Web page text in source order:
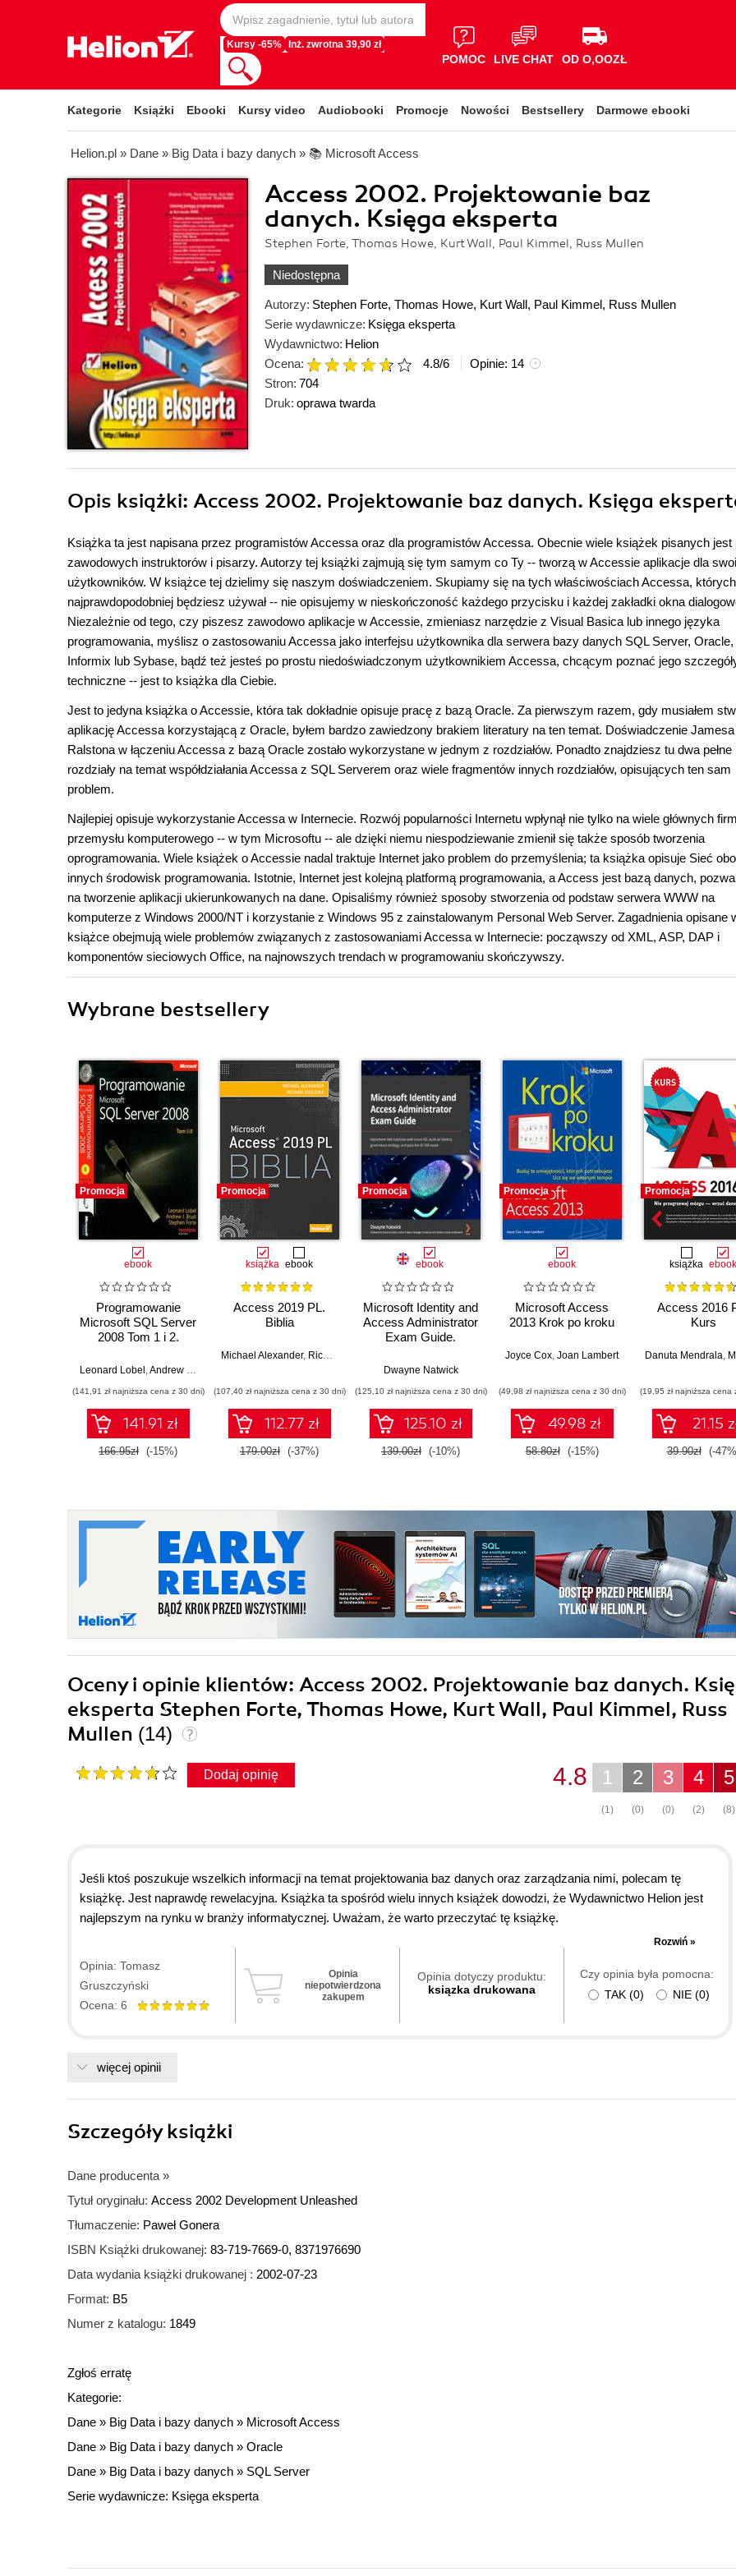
Kursy -65% Inż. zwrotna 39,90 zł
POMOC LIVE CHAT OD O,OOZŁ
Kategorie Książki Ebooki Kursy video Audiobooki Promocje Nowości Bestsellery Darmowe ebooki
Helion.pl » Dane » Big Data i bazy danych » 📚 Microsoft Access
Access 2002. Projektowanie baz
danych. Księga eksperta
Stephen Forte, Thomas Howe, Kurt Wall, Paul Kimmel, Russ Mullen
Niedostępna
Autorzy: Stephen Forte, Thomas Howe, Kurt Wall, Paul Kimmel, Russ Mullen
Serie wydawnicze: Księga eksperta
Wydawnictwo: Helion
Ocena:
4.8/6 Opinie: 14
Stron: 704
Druk: oprawa twarda
Opis książki: Access 2002. Projektowanie baz danych. Księga
Książka ta jest napisana przez programistów Accessa oraz dla programistów Accessa. Obecnie wiele książek pisanych jest
zawodowych instruktorów i pisarzy. Autorzy tej książki zajmują się tym samym co Ty -- tworzą w Accessie aplikacje dla
użytkowników. W książce tej dzielimy się naszym doświadczeniem. Skupiamy się na tych właściwościach Accessa, których
najprawdopodobniej będziesz używał -- nie opisujemy w nieskończoność każdego przycisku i każdej zakładki okna
Niezależnie od tego, czy piszesz zawodowo aplikacje w Accessie, zmieniasz narzędzie z Visual Basica lub innego języka
programowania, myślisz o zastosowaniu Accessa jako interfejsu użytkownika dla serwera bazy danych SQL Server, Oracle,
Informix lub Sybase, bądź też jesteś po prostu niedoświadczonym użytkownikiem Accessa, chcącym poznać jego
techniczne -- jest to książka dla Ciebie.
Jest to jedyna książka o Accessie, która tak dokładnie opisuje pracę z bazą Oracle. Za pierwszym razem, gdy musiałem
aplikację Accessa korzystającą z Oracle, byłem bardzo zawiedzony brakiem literatury na ten temat. Doświadczenie Jamesa
Ralstona w łączeniu Accessa z bazą Oracle zostało wykorzystane w jednym z rozdziałów. Ponadto znajdziesz tu dwa pełne
rozdziały na temat współdziałania Accessa z SQL Serverem oraz wiele fragmentów innych rozdziałów, opisujących ten sam
problem.
Najlepiej opisuje wykorzystanie Accessa w Internecie. Rozwój popularności Internetu wpłynął nie tylko na wiele głównych firm
przemysłu komputerowego -- w tym Microsoftu -- ale dzięki niemu niespodziewanie zmienił się także sposób tworzenia
oprogramowania. Wiele książek o Accessie nadal traktuje Internet jako problem do przemyślenia; ta książka opisuje Sieć
innych środowisk programowania. Istotnie, Internet jest kolejną platformą programowania, a Access jest bazą danych,
na tworzenie aplikacji ukierunkowanych na dane. Opisaliśmy również sposoby stworzenia od podstaw serwera WWW na
komputerze z Windows 2000/NT i korzystanie z Windows 95 z zainstalowanym Personal Web Server. Zagadnienia opisane
książce obejmują wiele problemów związanych z zastosowaniami Accessa w Internecie: począwszy od XML, ASP, DAP i
komponentów sieciowych Office, na najnowszych trendach w programowaniu skończywszy.
Wybrane bestsellery
Promocja
ebook
Programowanie
Microsoft SQL Server
2008 Tom 1 i 2.
Leonard Lobel ,Andrew J. Brust
(141,91 zł najniższa cena z 30 dni)
141.91 zł
166.95zł (-15%)
Promocja
książka ebook
Access 2019 PL.
Biblia
Michael Alexander, Richard Kusleika
(107,40 zł najniższa cena z 30 dni)
112.77 zł
179.00zł (-37%)
Promocja
ebook
Microsoft Identity and
Access Administrator
Exam Guide.
solutions with Azure
governance strategy,
and pass the SC-300
exam
Dwayne Natwick
(125,10 zł najniższa cena z 30 dni)
125.10 zł
139.00zł (-10%)
Promocja
ebook
Microsoft Access
2013 Krok po kroku
Joyce Cox, Joan Lambert
(49,98 zł najniższa cena z 30 dni)
49.98 zł
58.80zł (-15%)
Promocja
książka ebook
Access 2016
Kurs
Danuta Mendrala,
(19,95 zł najniższa cena
21.15
39.90zł (-
Oceny i opinie klientów: Access 2002. Projektowanie baz danych.
eksperta Stephen Forte, Thomas Howe, Kurt Wall, Paul Kimmel, Russ
Mullen (14)
Dodaj opinię 5
(8)
4
(2)
3
(0)
2
(0)
1
(1)
4.8
Jeśli ktoś poszukuje wszelkich informacji na temat projektowania baz danych oraz zarządzania nimi, polecam tę
książkę. Jest naprawdę rewelacyjna. Książka ta spośród wielu innych książek dowodzi, że Wydawnictwo Helion jest
najlepszym na rynku w branży informatycznej. Uważam, że warto przeczytać tę książkę.
Rozwiń »
Opinia: Tomasz
Gruszczyński
Ocena: 6
Opinia
niepotwierdzona
zakupem
Opinia dotyczy produktu:
ksiązka drukowana
Czy opinia była pomocna:
TAK (0) NIE (0)
więcej opinii
Szczegółyksiążki
Dane producenta »
Tytuł oryginału: Access 2002 Development Unleashed
Tłumaczenie: Paweł Gonera
ISBN Książki drukowanej: 83-719-7669-0, 8371976690
Data wydania książki drukowanej : 2002-07-23
Format: B5
Numer z katalogu: 1849
Zgłoś erratę
Kategorie:
Dane » Big Data i bazy danych » Microsoft Access
Dane » Big Data i bazy danych » Oracle
Dane » Big Data i bazy danych » SQL Server
Serie wydawnicze: Księga eksperta